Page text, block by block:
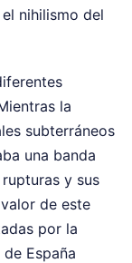
nihilismo del
la
subterráneos
una banda
y sus
de este
por la
España